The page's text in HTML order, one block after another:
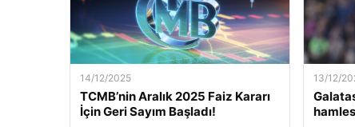
14/12/2025
TCMB’nin Aralık 2025 Faiz Kararı
İçin Geri Sayım Başladı!
13/12/